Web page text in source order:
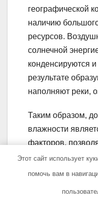
географической
наличию
ресурсов.
солнечной
конденсируются
результате
наполняют реки,
Таким образом,
влажности
факторов,
на Земле. Он
процессов и
Этот сайт использует
помочь вам в